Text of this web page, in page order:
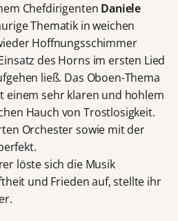
Chefdirigenten Daniele
Thematik in weichen
Hoffnungsschimmer
des Horns im ersten Lied
ließ. Das Oboen-Thema
einem sehr klaren und hohlem
Hauch von Trostlosigkeit.
Orchester sowie mit der
löste sich die Musik
und Frieden auf, stellte ihr